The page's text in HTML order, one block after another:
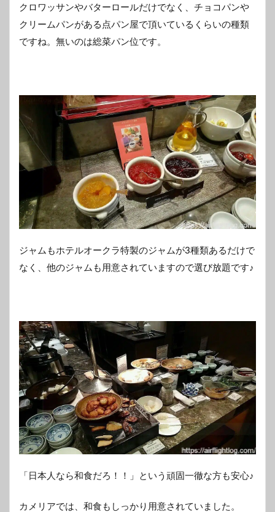
クロワッサンやバターロールだけでなく、チョコパンや
クリームパンがある点パン屋で頂いているくらいの種類
ですね。無いのは総菜パン位です。
ジャムもホテルオークラ特製のジャムが3種類あるだけで
なく、他のジャムも用意されていますので選び放題です♪
「日本人なら和食だろ！！」という頑固一徹な方も安心♪
カメリアでは、和食もしっかり用意されていました。